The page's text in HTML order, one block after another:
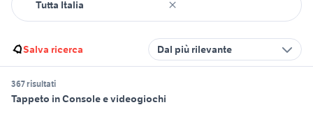
Salva ricerca Dal più rilevante
367 risultati
Tappeto in Console e videogiochi